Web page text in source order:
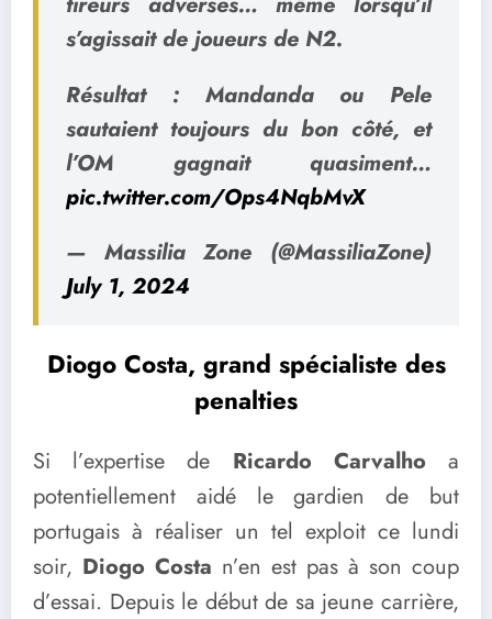
s’agissait de joueurs de N2.
Résultat : Mandanda ou Pele
sautaient toujours du bon côté, et
l’OM gagnait quasiment…
pic.twitter.com/Ops4NqbMvX
— Massilia Zone (@MassiliaZone)
July 1, 2024
Diogo Costa, grand spécialiste des
penalties
Si l’expertise de Ricardo Carvalho a
potentiellement aidé le gardien de but
portugais à réaliser un tel exploit ce lundi
soir, Diogo Costa n’en est pas à son coup
d’essai. Depuis le début de sa jeune carrière,